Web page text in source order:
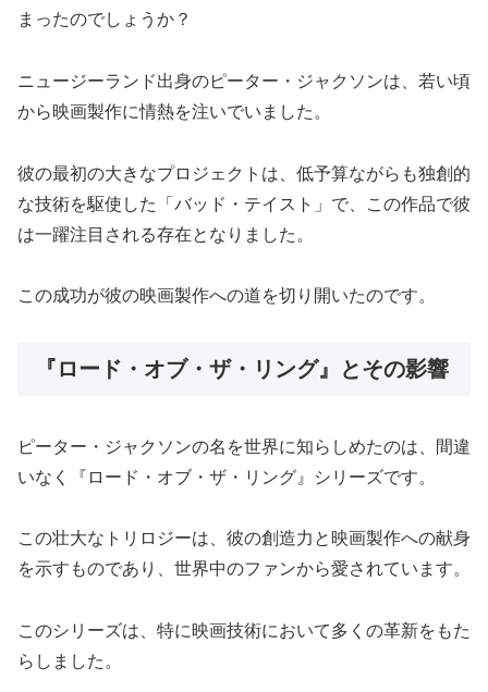
まったのでしょうか？
ニュージーランド出身のピーター・ジャクソンは、若い頃
から映画製作に情熱を注いでいました。
彼の最初の大きなプロジェクトは、低予算ながらも独創的
な技術を駆使した「バッド・テイスト」で、この作品で彼
は一躍注目される存在となりました。
この成功が彼の映画製作への道を切り開いたのです。
『ロード・オブ・ザ・リング』とその影響
ピーター・ジャクソンの名を世界に知らしめたのは、間違
いなく『ロード・オブ・ザ・リング』シリーズです。
この壮大なトリロジーは、彼の創造力と映画製作への献身
を示すものであり、世界中のファンから愛されています。
このシリーズは、特に映画技術において多くの革新をもた
らしました。